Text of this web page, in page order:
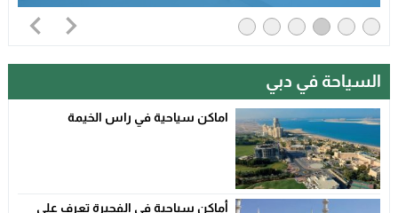
السياحة في دبي
اماكن سياحية في راس الخيمة
أماكن سياحية في الفجيرة تعرف على